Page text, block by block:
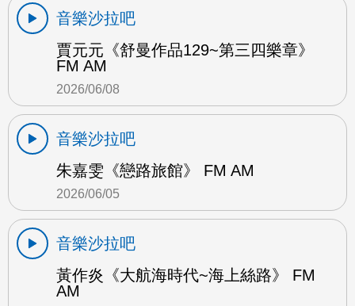
音樂沙拉吧
賈元元《舒曼作品129~第三四樂章》
FM AM
2026/06/08
音樂沙拉吧
朱嘉雯《戀路旅館》 FM AM
2026/06/05
音樂沙拉吧
黃作炎《大航海時代~海上絲路》 FM
AM